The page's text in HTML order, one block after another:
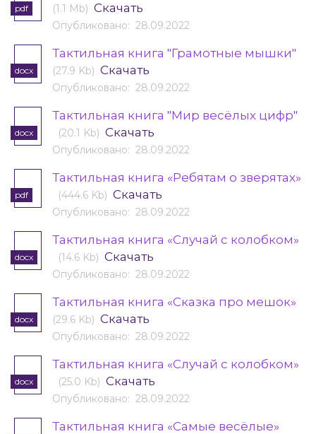
pdf (1.1 Mb) Скачать
Опубликовано: 28.09.2022
docx
Тактильная книга "Грамотные мышки"
(27.9 Kb) Скачать
Опубликовано: 28.09.2022
docx
Тактильная книга "Мир весёлых цифр"
(20.1 Kb) Скачать
Опубликовано: 28.09.2022
pdf
Тактильная книга «Ребятам о зверятах»
(444.6 Kb) Скачать
Опубликовано: 28.09.2022
docx
Тактильная книга «Случай с колобком»
(14.6 Kb) Скачать
Опубликовано: 28.09.2022
docx
Тактильная книга «Сказка про мешок»
(29.6 Kb) Скачать
Опубликовано: 28.09.2022
docx
Тактильная книга «Случай с колобком»
(25.0 Kb) Скачать
Опубликовано: 28.09.2022
Тактильная книга «Самые весёлые»